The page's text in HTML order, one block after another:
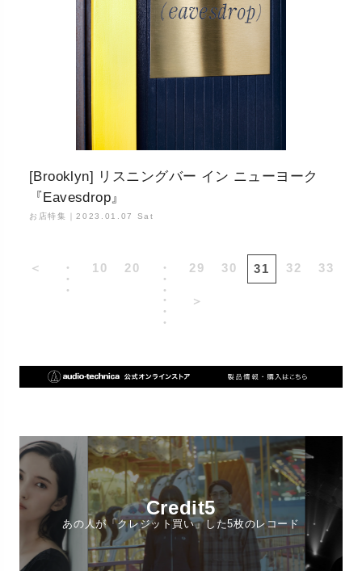
[Brooklyn] リスニングバー イン ニューヨーク
『Eavesdrop』
お店特集｜2023.01.07 Sat
＜
・
・
・
10 20
・
・
・
29 30 31 32 33
・
・
・
＞
Credit5
あの人が「クレジット買い」した5枚のレコード